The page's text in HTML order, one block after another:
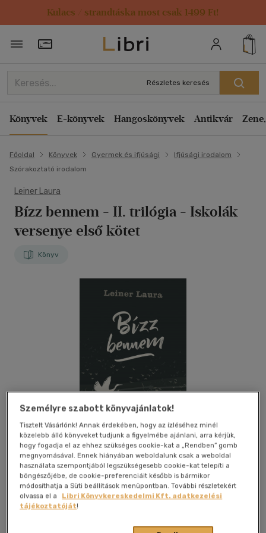
Kulacs / strandtáska most csak 1499 Ft!
Törzsvásárlói Kártya adatai
Részletes keresés
Könyvek E-könyvek Hangoskönyvek Antikvár
Főoldal Könyvek Gyermek és ifjúsági
Ifjúsági irodalom
Szórakoztató irodalom
Leiner Laura
Bízz bennem - II. trilógia - Iskolák
versenye első kötet
Könyv
Kívánságlistához adom Megosztom
magyar nyelvű|füles, kartonált|
Személyre szabott könyvajánlatok!
Tisztelt Vásárlónk! Annak érdekében, hogy az ízléséhez minél
közelebb álló könyveket tudjunk a figyelmébe ajánlani, arra kérjük,
hogy fogadja el az ehhez szükséges cookie-kat a „Rendben” gomb
megnyomásával. Ennek hiányában weboldalunk csak a weboldal
használata szempontjából legszükségesebb cookie-kat telepíti a
böngészőjébe, de cookie-preferenciáit később is bármikor
módosíthatja a Süti beállítások menüpontban. További részletekért
olvassa el a
Libri Könyvkereskedelmi Kft. adatkezelési
tájékoztatóját!